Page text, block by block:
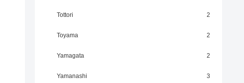
Tottori 2
Toyama 2
Yamagata 2
Yamanashi 3